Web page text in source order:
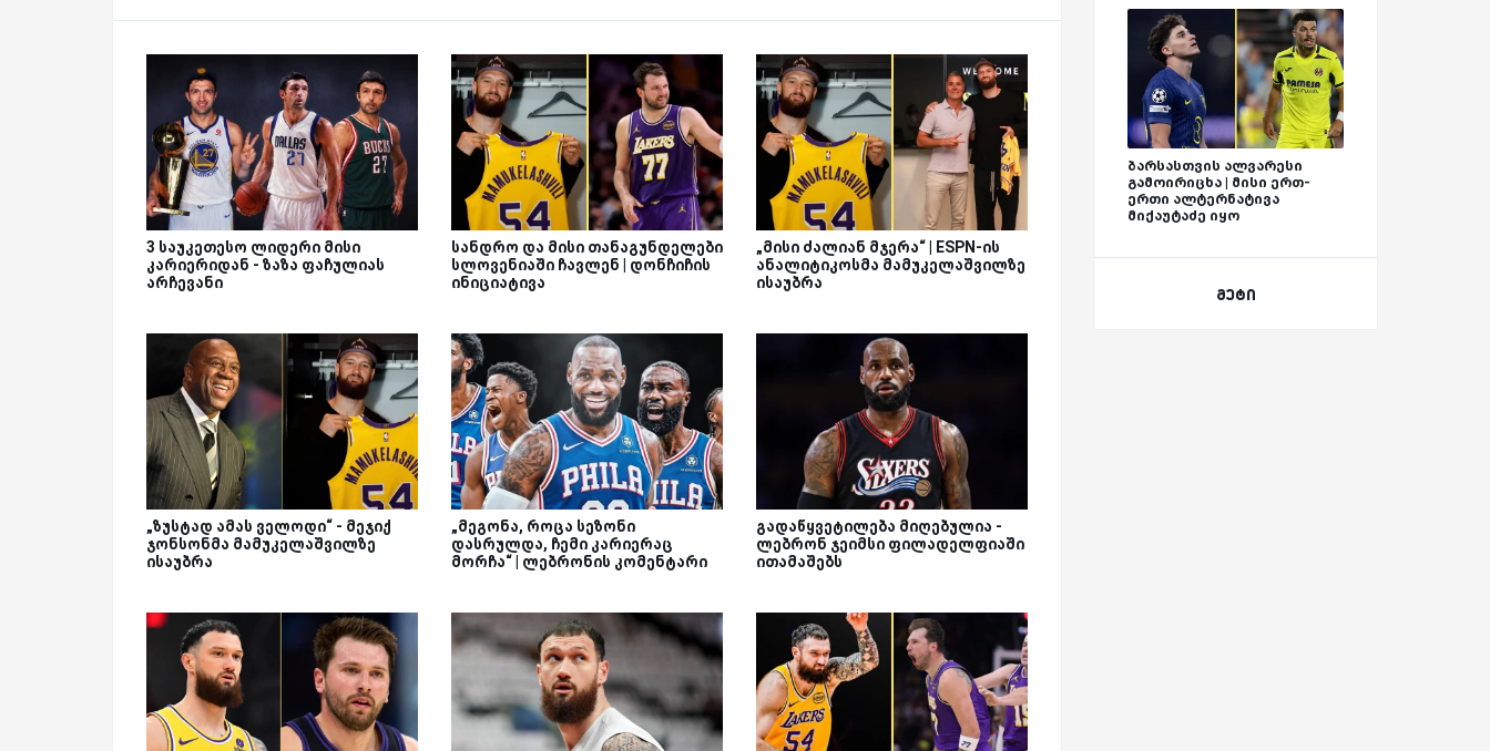
3 საუკეთესო ლიდერი მისი
კარიერიდან - ზაზა ფაჩულიას
არჩევანი
სანდრო და მისი თანაგუნდელები
სლოვენიაში ჩავლენ | დონჩიჩის
ინიციატივა
„მისი ძალიან მჯერა“ | ESPN-ის
ანალიტიკოსმა მამუკელაშვილზე
ისაუბრა
„ზუსტად ამას ველოდი“ - მეჯიქ
ჯონსონმა მამუკელაშვილზე
ისაუბრა
„მეგონა, როცა სეზონი
დასრულდა, ჩემი კარიერაც
მორჩა“ | ლებრონის კომენტარი
გადაწყვეტილება მიღებულია -
ლებრონ ჯეიმსი ფილადელფიაში
ითამაშებს
ბარსასთვის ალვარესი
გამოირიცხა | მისი ერთ-
ერთი ალტერნატივა
მიქაუტაძე იყო
მეტი